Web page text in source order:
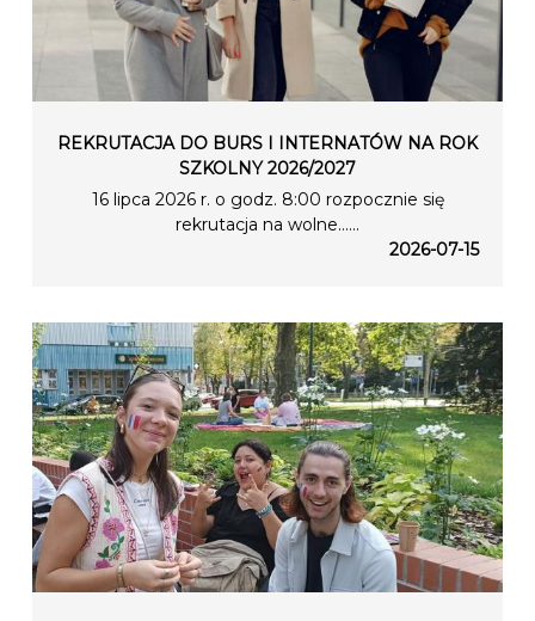
REKRUTACJA DO BURS I INTERNATÓW NA ROK
SZKOLNY 2026/2027
16 lipca 2026 r. o godz. 8:00 rozpocznie się
rekrutacja na wolne…...
2026-07-15